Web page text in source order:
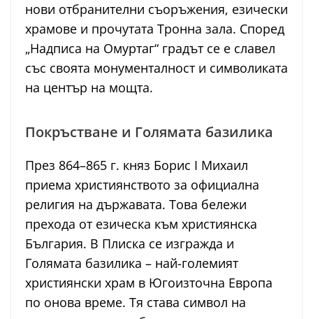
нови отбранителни съоръжения, езически
храмове и прочутата Тронна зала. Според
„Надписа на Омуртаг“ градът се е славел
със своята монументалност и символиката
на център на мощта.
Покръстване и Голямата базилика
През 864–865 г. княз Борис I Михаил
приема християнството за официална
религия на държавата. Това бележи
прехода от езическа към християнска
България. В Плиска се изгражда и
Голямата базилика – най-големият
християнски храм в Югоизточна Европа
по онова време. Тя става символ на